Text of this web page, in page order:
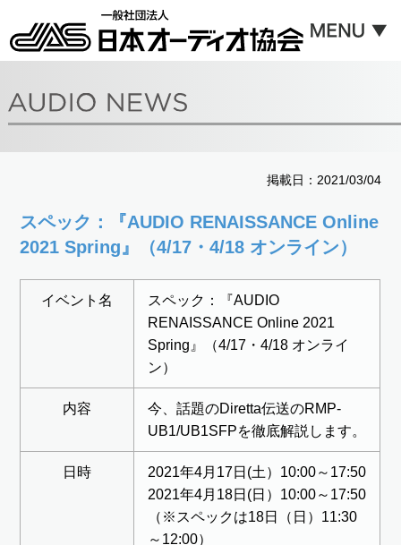
掲載日：2021/03/04
スペック：『AUDIO RENAISSANCE Online
2021 Spring』（4/17・4/18 オンライン）
イベント名
スペック：『AUDIO
RENAISSANCE Online 2021
Spring』（4/17・4/18 オンライ
ン）
内容
今、話題のDiretta伝送のRMP-
UB1/UB1SFPを徹底解説します。
日時
2021年4月17日(土）10:00～17:50
2021年4月18日(日）10:00～17:50
（※スペックは18日（日）11:30
～12:00）